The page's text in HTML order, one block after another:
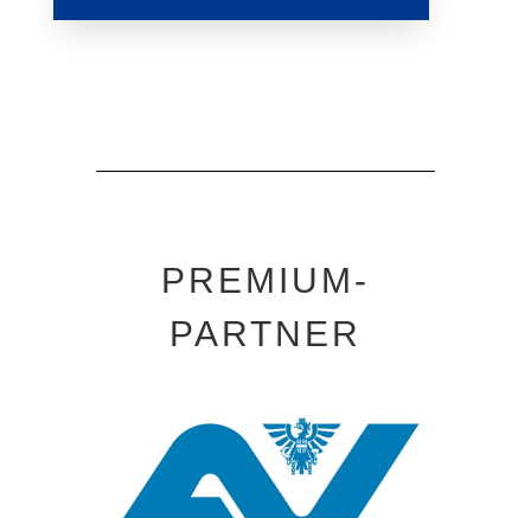
PREMIUM-
PARTNER